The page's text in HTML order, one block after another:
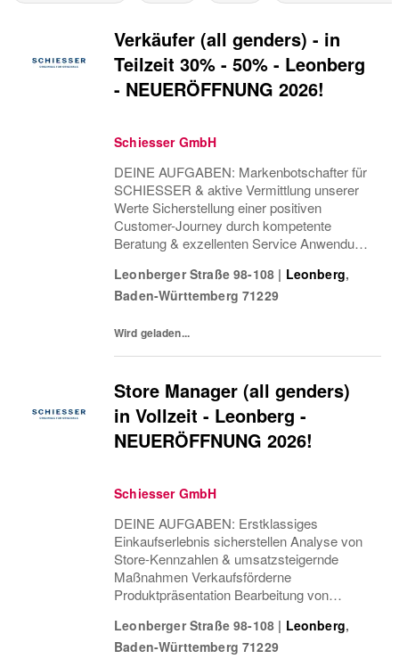
Verkäufer (all genders) - in
Teilzeit 30% - 50% - Leonberg
- NEUERÖFFNUNG 2026!
Schiesser GmbH
DEINE AUFGABEN: Markenbotschafter für
SCHIESSER & aktive Vermittlung unserer
Werte Sicherstellung einer positiven
Customer-Journey durch kompetente
Beratung & exzellenten Service Anwendung
Optimierung des Einkaufserlebnisses
Sicherstellung einer attraktiven...
Leonberger Straße 98-108 | Leonberg,
Baden-Württemberg 71229
Wird geladen...
Store Manager (all genders)
in Vollzeit - Leonberg -
NEUERÖFFNUNG 2026!
Schiesser GmbH
DEINE AUFGABEN: Erstklassiges
Einkaufserlebnis sicherstellen Analyse von
Store-Kennzahlen & umsatzsteigernde
Maßnahmen Verkaufsförderne
Produktpräsentation Bearbeitung von
-entwicklung Einsatzplanung & Besetzung
offener Positionen Verantwortung Health &...
Leonberger Straße 98-108 | Leonberg,
Baden-Württemberg 71229